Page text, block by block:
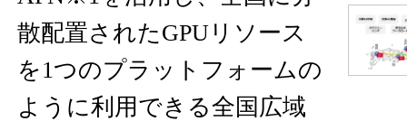
散配置されたGPUリソース
を1つのプラットフォームの
ように利用できる全国広域